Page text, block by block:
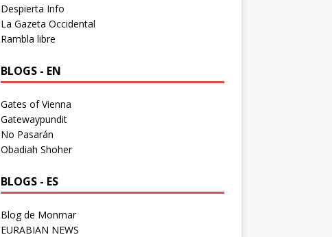
Despierta Info
La Gazeta Occidental
Rambla libre
BLOGS - EN
Gates of Vienna
Gatewaypundit
No Pasarán
Obadiah Shoher
BLOGS - ES
Blog de Monmar
EURABIAN NEWS